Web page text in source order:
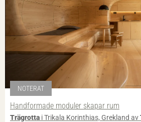
NOTERAT
Handformade moduler skapar rum
Trägrotta i Trikala Korinthias, Grekland av